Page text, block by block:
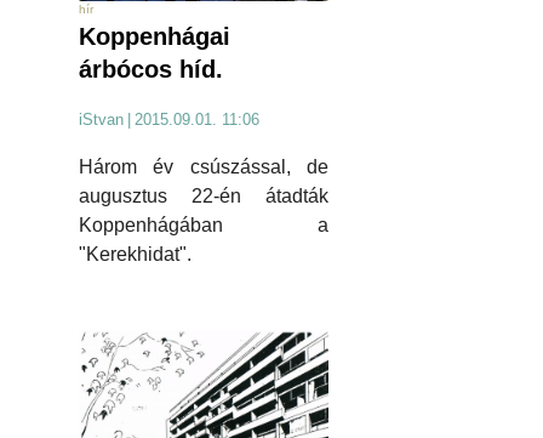
hír
Koppenhágai
árbócos híd.
iStvan 2015.09.01. 11:06
Három év csúszással, de
augusztus 22-én átadták
Koppenhágában a
"Kerekhidat".